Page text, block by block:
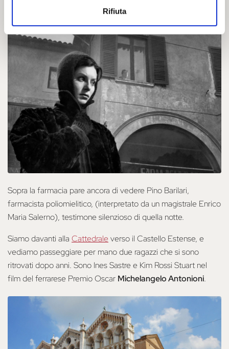
Rifiuta
di Florestano Vancini, 1960
Sopra la farmacia pare ancora di vedere Pino Barilari,
farmacista poliomielitico, (interpretato da un magistrale Enrico
Maria Salerno), testimone silenzioso di quella notte.
Siamo davanti alla Cattedrale verso il Castello Estense, e
vediamo passeggiare per mano due ragazzi che si sono
ritrovati dopo anni. Sono Ines Sastre e Kim Rossi Stuart nel
film del ferrarese Premio Oscar Michelangelo Antonioni.